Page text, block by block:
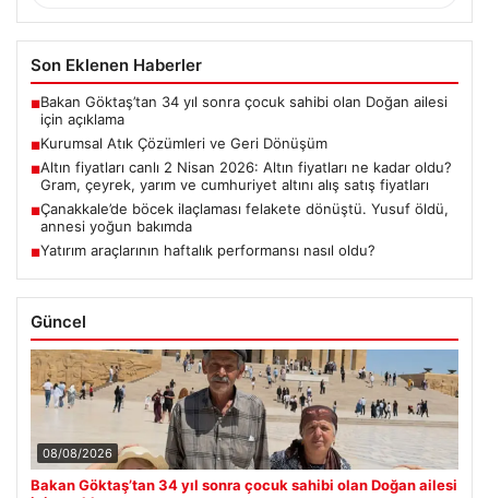
Son Eklenen Haberler
■Bakan Göktaş’tan 34 yıl sonra çocuk sahibi olan Doğan ailesi
için açıklama
■Kurumsal Atık Çözümleri ve Geri Dönüşüm
■Altın fiyatları canlı 2 Nisan 2026: Altın fiyatları ne kadar oldu?
Gram, çeyrek, yarım ve cumhuriyet altını alış satış fiyatları
■Çanakkale’de böcek ilaçlaması felakete dönüştü. Yusuf öldü,
annesi yoğun bakımda
■Yatırım araçlarının haftalık performansı nasıl oldu?
Güncel
08/08/2026
Bakan Göktaş’tan 34 yıl sonra çocuk sahibi olan Doğan ailesi